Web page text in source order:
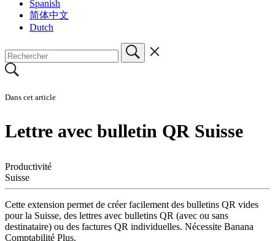
Spanish
简体中文
Dutch
Dans cet article
Lettre avec bulletin QR Suisse
Productivité
Suisse
Cette extension permet de créer facilement des bulletins QR vides
pour la Suisse, des lettres avec bulletins QR (avec ou sans
destinataire) ou des factures QR individuelles. Nécessite Banana
Comptabilité Plus.